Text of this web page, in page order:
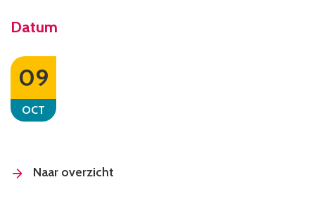
Datum
09
OCT
Naar overzicht